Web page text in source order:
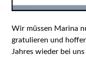
Wir müssen Marina
gratulieren und
Jahres wieder bei uns